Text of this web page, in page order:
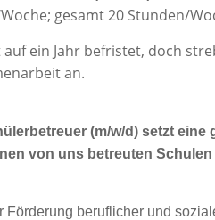
gesamt 20 Stunden/
ein Jahr befristet, doch
an.
(m/w/d) setzt
von uns betreuten
Förderung beruflicher und